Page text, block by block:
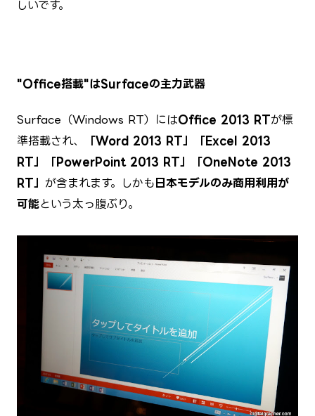
しいです。
"Office搭載"はSurfaceの主力武器
Surface（Windows RT）にはOffice 2013 RTが標
準搭載され、
「Word 2013 RT」「Excel 2013
RT」「PowerPoint 2013 RT」「OneNote 2013
RT」 が含まれます。しかも 日本モデルのみ商用利用が
可能という太っ腹ぶり。